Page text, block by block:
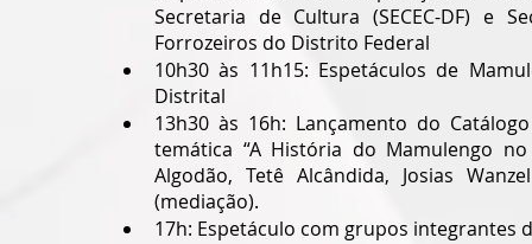
Secretaria de Cultura (SECEC-DF) e
Forrozeiros do Distrito Federal
10h30 às 11h15: Espetáculos de
Distrital
13h30 às 16h: Lançamento do
temática “A História do Mamulengo
Algodão, Tetê Alcândida, Josias
(mediação).
17h: Espetáculo com grupos integrantes